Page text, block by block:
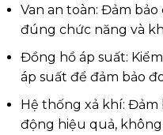
Van an toàn: Đảm
đúng chức năng và
Đồng hồ áp suất:
áp suất để đảm bảo
Hệ thống xả khí:
động hiệu quả,